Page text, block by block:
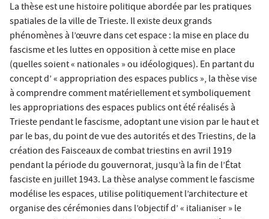
La thèse est une histoire politique abordée par les pratiques
spatiales de la ville de Trieste. Il existe deux grands
phénomènes à l’œuvre dans cet espace : la mise en place du
fascisme et les luttes en opposition à cette mise en place
(quelles soient « nationales » ou idéologiques). En partant du
concept d’ « appropriation des espaces publics », la thèse vise
à comprendre comment matériellement et symboliquement
les appropriations des espaces publics ont été réalisés à
Trieste pendant le fascisme, adoptant une vision par le haut et
par le bas, du point de vue des autorités et des Triestins, de la
création des Faisceaux de combat triestins en avril 1919
pendant la période du gouvernorat, jusqu’à la fin de l’État
fasciste en juillet 1943. La thèse analyse comment le fascisme
modélise les espaces, utilise politiquement l’architecture et
organise des cérémonies dans l’objectif d’ « italianiser » le